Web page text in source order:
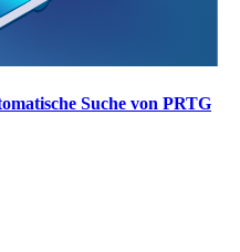
Suche von PRTG